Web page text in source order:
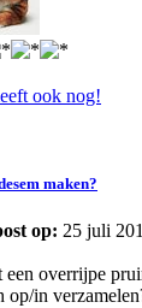
maken?
op: 25 juli
een overrijpe
op/in